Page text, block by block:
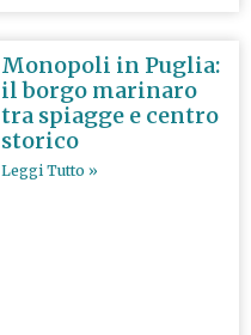
Monopoli in Puglia:
il borgo marinaro
tra spiagge e centro
storico
Leggi Tutto »